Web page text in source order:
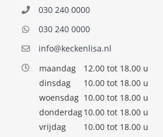
030 240 0000
030 240 0000
info@keckenlisa.nl
maandag
12.00 tot 18.00 u
dinsdag
10.00 tot 18.00 u
woensdag 10.00 tot 18.00 u
donderdag10.00 tot 18.00 u
vrijdag
10.00 tot 18.00 u